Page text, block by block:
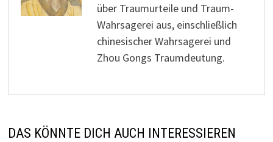
über Traumurteile und Traum-
Wahrsagerei aus, einschließlich
chinesischer Wahrsagerei und
Zhou Gongs Traumdeutung.
DAS KÖNNTE DICH AUCH INTERESSIEREN